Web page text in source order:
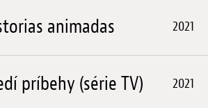
animadas 2021
príbehy (série TV) 2021